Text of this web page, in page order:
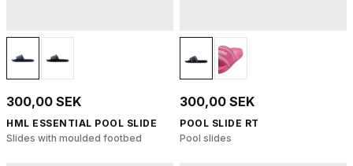
300,00 SEK
HML ESSENTIAL POOL SLIDE
Slides with moulded footbed
300,00 SEK
POOL SLIDE RT
Pool slides